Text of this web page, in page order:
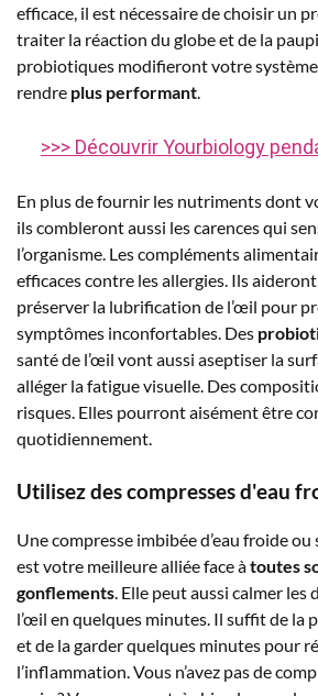
efficace, il est nécessaire de choisir un
traiter la réaction du globe et de la
probiotiques modifieront votre
rendre plus performant.
>>> Découvrir Yourbiology
En plus de fournir les nutriments dont
ils combleront aussi les carences qui
l’organisme. Les compléments
efficaces contre les allergies. Ils
préserver la lubrification de l’œil pour
symptômes inconfortables. Des
santé de l’œil vont aussi aseptiser la
alléger la fatigue visuelle. Des
risques. Elles pourront aisément être
quotidiennement.
Utilisez des compresses d'eau
Une compresse imbibée d’eau froide
est votre meilleure alliée face àtoutes
gonflements. Elle peut aussi calmer les
l’œil en quelques minutes. Il suffit de la
et de la garder quelques minutes pour
l’inflammation. Vous n’avez pas de